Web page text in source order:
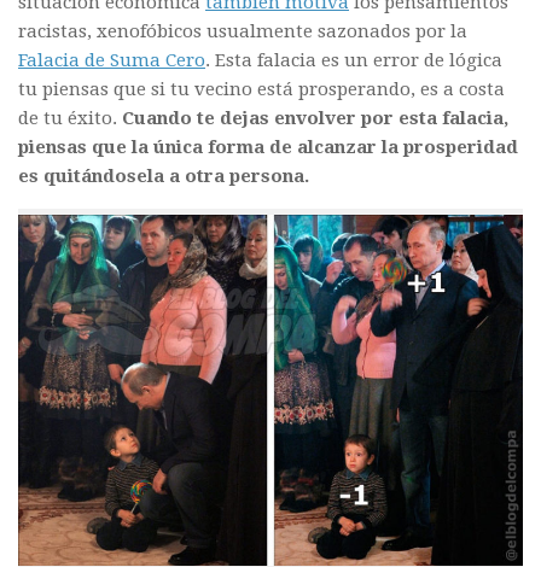
racistas, xenofóbicos usualmente sazonados por la
Falacia de Suma Cero. Esta falacia es un error de lógica
tu piensas que si tu vecino está prosperando, es a costa
de tu éxito. Cuando te dejas envolver por esta falacia,
piensas que la única forma de alcanzar la prosperidad
es quitándosela a otra persona.